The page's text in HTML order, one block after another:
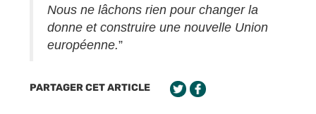
Nous ne lâchons rien pour changer la
donne et construire une nouvelle Union
européenne.”
PARTAGER CET ARTICLE